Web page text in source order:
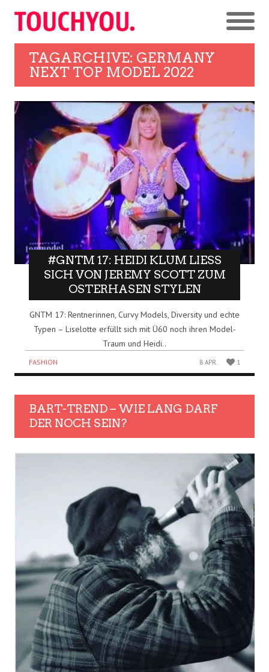
TAGARCHIVE: GERMANY
NEXT TOP MODEL 2022
#GNTM 17: HEIDI KLUM LIESS S
ICH VON JEREMY SCOTT ZUM O
STERHASEN STYLEN
GNTM 17: Rentnerinnen, Curvy Models, Diversity und echte
Typen – Liselotte erfüllt sich mit Ü60 noch ihren Model-
Traum und Heidi..
FASHION 8 APR. 1
BART-TREND – WIE LANG DARF
DER NOCH SEIN?